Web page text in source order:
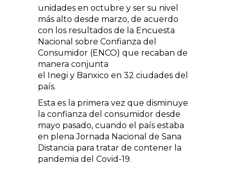
unidades en octubre y ser su nivel
más alto desde marzo, de acuerdo
con los resultados de la Encuesta
Nacional sobre Confianza del
Consumidor (ENCO) que recaban de
manera conjunta
el Inegi y Banxico en 32 ciudades del
país.
Esta es la primera vez que disminuye
la confianza del consumidor desde
mayo pasado, cuando el país estaba
en plena Jornada Nacional de Sana
Distancia para tratar de contener la
pandemia del Covid-19.